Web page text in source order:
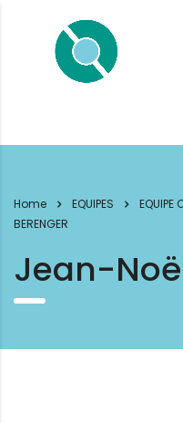
Home EQUIPES EQUIPE
BERENGER
Jean-Noël